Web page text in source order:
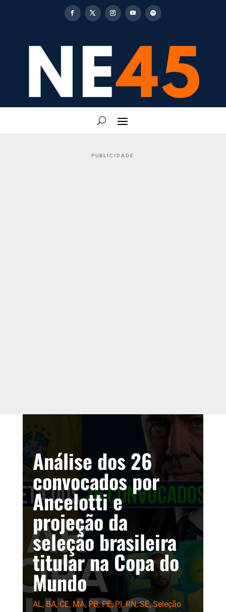
PUBLICIDADE
Análise dos 26
convocados por
Ancelotti e
projeção da
seleção brasileira
titular na Copa do
Mundo
AL, BA, CE, MA, PB,PE,PI,RN,SE,Seleção